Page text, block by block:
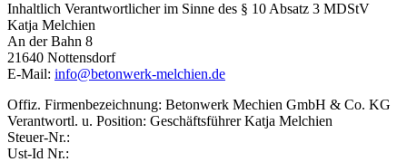
Inhaltlich Verantwortlicher im Sinne des § 10 Absatz 3 MDStV
Katja Melchien
An der Bahn 8
21640 Nottensdorf
E-Mail: info@betonwerk-melchien.de
Offiz. Firmenbezeichnung: Betonwerk Mechien GmbH & Co. KG
Verantwortl. u. Position: Geschäftsführer Katja Melchien
Steuer-Nr.:
Ust-Id Nr.: